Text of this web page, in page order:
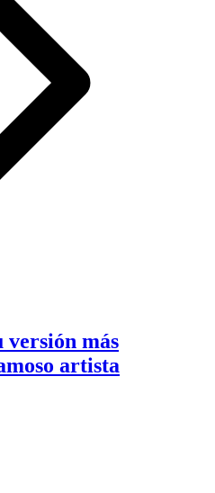
versión más
artista